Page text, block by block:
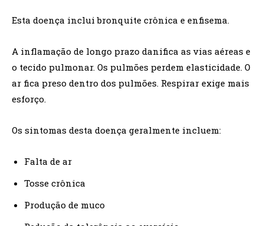
Esta doença inclui bronquite crônica e enfisema.
A inflamação de longo prazo danifica as vias aéreas e
o tecido pulmonar. Os pulmões perdem elasticidade. O
ar fica preso dentro dos pulmões. Respirar exige mais
esforço.
Os sintomas desta doença geralmente incluem:
Falta de ar
Tosse crônica
Produção de muco